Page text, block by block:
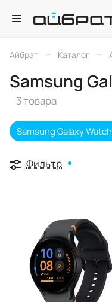
Айбрат – Каталог –
Samsung
3 товара
Samsung Galaxy Watch
Фильтр